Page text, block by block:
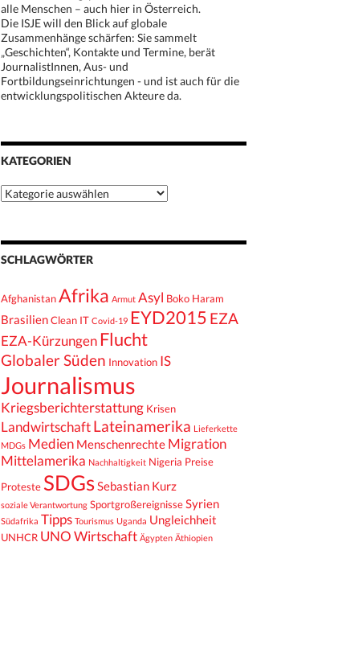
alle Menschen – auch hier in Österreich.
Die ISJE will den Blick auf globale
Zusammenhänge schärfen: Sie sammelt
„Geschichten“, Kontakte und Termine, berät
JournalistInnen, Aus- und
Fortbildungseinrichtungen - und ist auch für die
entwicklungspolitischen Akteure da.
KATEGORIEN
Kategorien
SCHLAGWÖRTER
AfghanistanAfrika Armut Asyl Boko Haram
BrasilienClean IT Covid-19 EYD2015 EZA
EZA-Kürzungen Flucht
Globaler Süden Innovation IS
Journalismus
Kriegsberichterstattung Krisen
Landwirtschaft Lateinamerika Lieferkette
MDGs Medien Menschenrechte Migration
Mittelamerika Nachhaltigkeit Nigeria Preise
Proteste SDGsSebastian Kurz
soziale Verantwortung SportgroßereignisseSyrien
Südafrika Tipps Tourismus Uganda Ungleichheit
UNHCR UNO Wirtschaft Ägypten Äthiopien